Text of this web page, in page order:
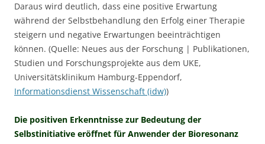
Daraus wird deutlich, dass eine positive Erwartung
während der Selbstbehandlung den Erfolg einer Therapie
steigern und negative Erwartungen beeinträchtigen
können. (Quelle: Neues aus der Forschung | Publikationen,
Studien und Forschungsprojekte aus dem UKE,
Universitätsklinikum Hamburg-Eppendorf,
Informationsdienst Wissenschaft (idw))
Die positiven Erkenntnisse zur Bedeutung der
Selbstinitiative eröffnet für Anwender der Bioresonanz